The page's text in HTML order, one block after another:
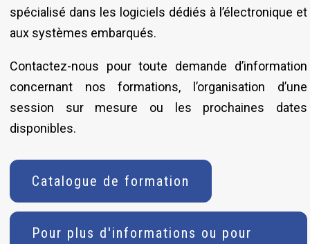
spécialisé dans les logiciels dédiés à l’électronique et
aux systèmes embarqués.
Contactez-nous pour toute demande d’information
concernant nos formations, l’organisation d’une
session sur mesure ou les prochaines dates
disponibles.
Catalogue de formation
Pour plus d'informations ou pour